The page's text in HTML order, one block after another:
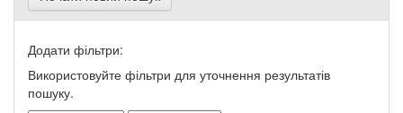
Додати фільтри:
Використовуйте фільтри для уточнення результатів
пошуку.